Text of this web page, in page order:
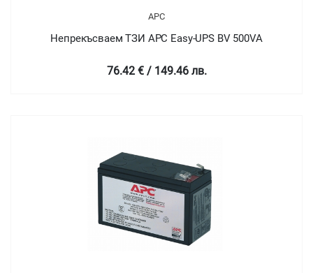
APC
Непрекъсваем ТЗИ APC Easy-UPS BV 500VA
76.42 € / 149.46 лв.